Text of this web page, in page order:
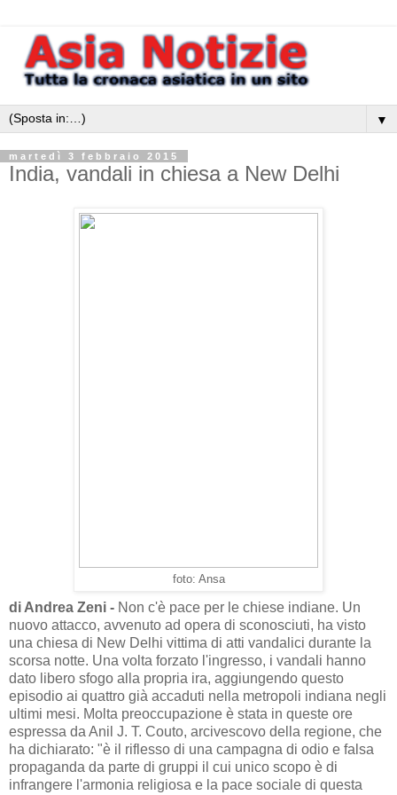
▼
martedì 3 febbraio 2015
India, vandali in chiesa a New Delhi
foto: Ansa
di Andrea Zeni - Non c'è pace per le chiese indiane. Un
nuovo attacco, avvenuto ad opera di sconosciuti, ha visto
una chiesa di New Delhi vittima di atti vandalici durante la
scorsa notte. Una volta forzato l'ingresso, i vandali hanno
dato libero sfogo alla propria ira, aggiungendo questo
episodio ai quattro già accaduti nella metropoli indiana negli
ultimi mesi. Molta preoccupazione è stata in queste ore
espressa da Anil J. T. Couto, arcivescovo della regione, che
ha dichiarato: "è il riflesso di una campagna di odio e falsa
propaganda da parte di gruppi il cui unico scopo è di
infrangere l'armonia religiosa e la pace sociale di questa